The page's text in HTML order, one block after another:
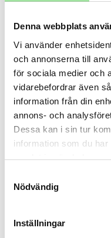
Denna webbplats
Vi använder
och annonserna till
för sociala medier och
vidarebefordrar även
information från din
annons- och
Dessa kan i sin tur
information som du
samlat in när du har
Nödvändig
Inställningar